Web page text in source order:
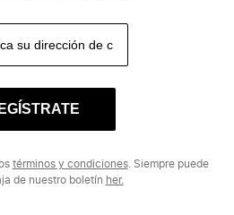
términos y condiciones. Siempre puede
de nuestro boletín her.